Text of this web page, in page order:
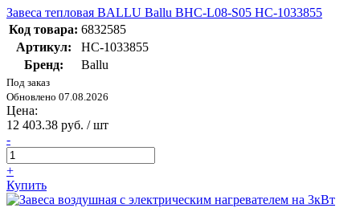
Завеса тепловая BALLU Ballu BHC-L08-S05 НС-1033855
Код товара: 6832585
Артикул:
НС-1033855
Бренд:
Ballu
Под заказ
Обновлено 07.08.2026
Цена:
12 403.38 руб. / шт
-
+
Купить